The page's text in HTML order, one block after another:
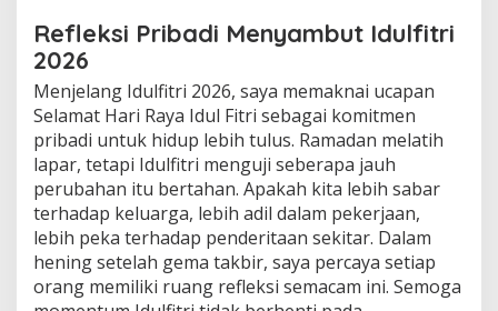
Refleksi Pribadi Menyambut Idulfitri
2026
Menjelang Idulfitri 2026, saya memaknai ucapan
Selamat Hari Raya Idul Fitri sebagai komitmen
pribadi untuk hidup lebih tulus. Ramadan melatih
lapar, tetapi Idulfitri menguji seberapa jauh
perubahan itu bertahan. Apakah kita lebih sabar
terhadap keluarga, lebih adil dalam pekerjaan,
lebih peka terhadap penderitaan sekitar. Dalam
hening setelah gema takbir, saya percaya setiap
orang memiliki ruang refleksi semacam ini. Semoga